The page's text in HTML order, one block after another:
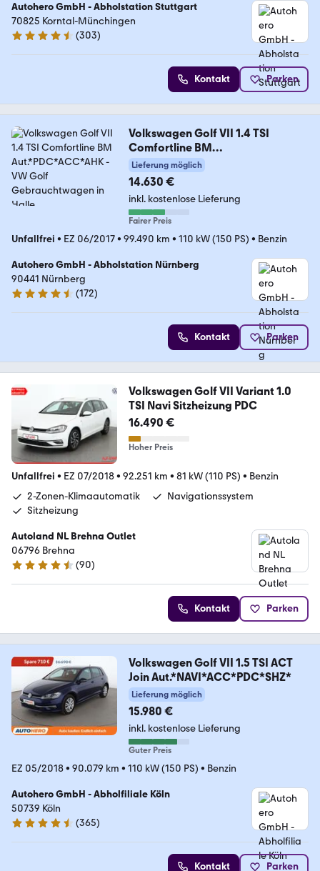
Autohero GmbH - Abholstation Stuttgart
70825 Korntal-Münchingen
4.4 Sterne
(303)
Kontakt Parken
Volkswagen Golf VII 1.4 TSI
Comfortline BM
Aut.*PDC*ACC*AHK
Lieferung möglich
14.630 €
inkl. kostenlose Lieferung
Fairer Preis
Unfallfrei • EZ 06/2017• 99.490 km • 110 kW (150 PS) • Benzin
Autohero GmbH - Abholstation Nürnberg
90441 Nürnberg
4.5 Sterne
(172)
Kontakt Parken
Volkswagen Golf VII Variant 1.0
TSI Navi Sitzheizung PDC
16.490 €
Hoher Preis
Unfallfrei • EZ 07/2018• 92.251 km • 81 kW (110 PS) • Benzin
2-Zonen-Klimaautomatik
Navigationssystem
Sitzheizung
Autoland NL Brehna Outlet
06796 Brehna
4.3 Sterne
(90)
Kontakt Parken
Volkswagen Golf VII 1.5 TSI ACT
Join Aut.*NAVI*ACC*PDC*SHZ*
Lieferung möglich
15.980 €
inkl. kostenlose Lieferung
Guter Preis
EZ 05/2018• 90.079 km • 110 kW (150 PS) • Benzin
Autohero GmbH - Abholfiliale Köln
50739 Köln
4.6 Sterne
(365)
Kontakt Parken